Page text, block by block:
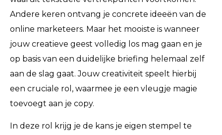
Andere keren ontvang je concrete ideeën van de
online marketeers. Maar het mooiste is wanneer
jouw creatieve geest volledig los mag gaan en je
op basis van een duidelijke briefing helemaal zelf
aan de slag gaat. Jouw creativiteit speelt hierbij
een cruciale rol, waarmee je een vleugje magie
toevoegt aan je copy.
In deze rol krijg je de kans je eigen stempel te